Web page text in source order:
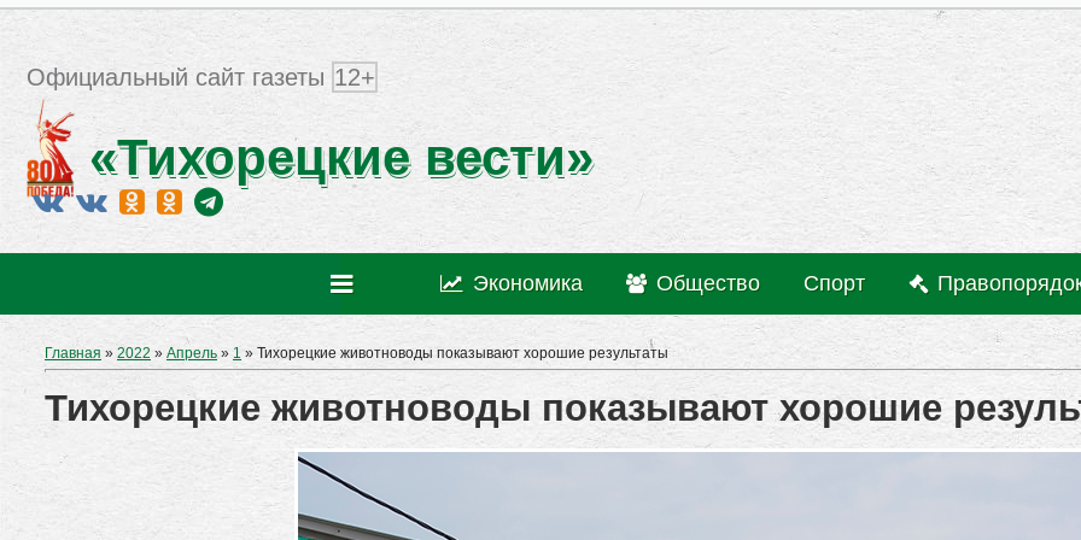
Официальный сайт газеты 12+
«Тихорецкие вести»
Экономика Общество Спорт
Главная »2022 » Апрель » 1 » Тихорецкие животноводы показывают хорошие результаты
Тихорецкие животноводы показывают хорошие